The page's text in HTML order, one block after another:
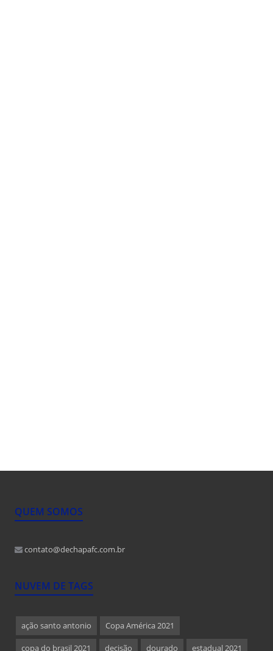
QUEM SOMOS
contato@dechapafc.com.br
NUVEM DE TAGS
ação santo antonio Copa América 2021
copa do brasil 2021 decisão dourado estadual 2021